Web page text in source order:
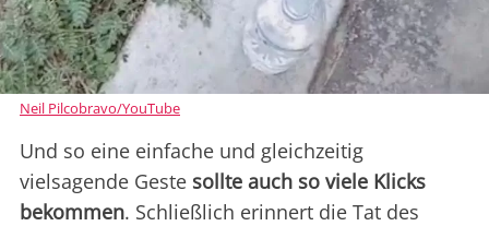
Neil Pilcobravo/YouTube
Und so eine einfache und gleichzeitig
vielsagende Geste sollte auch so viele Klicks
bekommen. Schließlich erinnert die Tat des